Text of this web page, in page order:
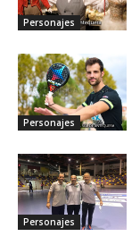
Personajes
Personajes
Personajes